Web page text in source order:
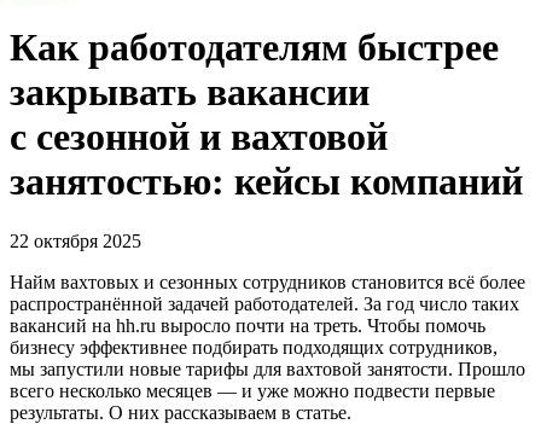
Как работодателям быстрее
закрывать вакансии
с сезонной и вахтовой
занятостью: кейсы компаний
22 октября 2025
Найм вахтовых и сезонных сотрудников становится всё более
распространённой задачей работодателей. За год число таких
вакансий на hh.ru выросло почти на треть. Чтобы помочь
бизнесу эффективнее подбирать подходящих сотрудников,
мы запустили новые тарифы для вахтовой занятости. Прошло
всего несколько месяцев — и уже можно подвести первые
результаты. О них рассказываем в статье.